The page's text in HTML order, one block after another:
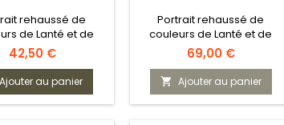
rehaussé de
de Lanté et de
Gatine
Prix
42,50 €
Ajouter au panier
Portrait rehaussé de
couleurs de Lanté et de
Gatine
Prix
69,00 €
 Ajouter au panier